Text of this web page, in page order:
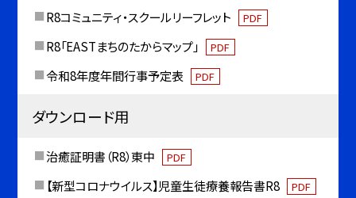
R8コミュニティ・スクールリーフレット PDF
R8「EASTまちのたからマップ」 PDF
令和8年度年間行事予定表 PDF
ダウンロード用
治癒証明書（R8）東中 PDF
【新型コロナウイルス】児童生徒療養報告書R8 PDF